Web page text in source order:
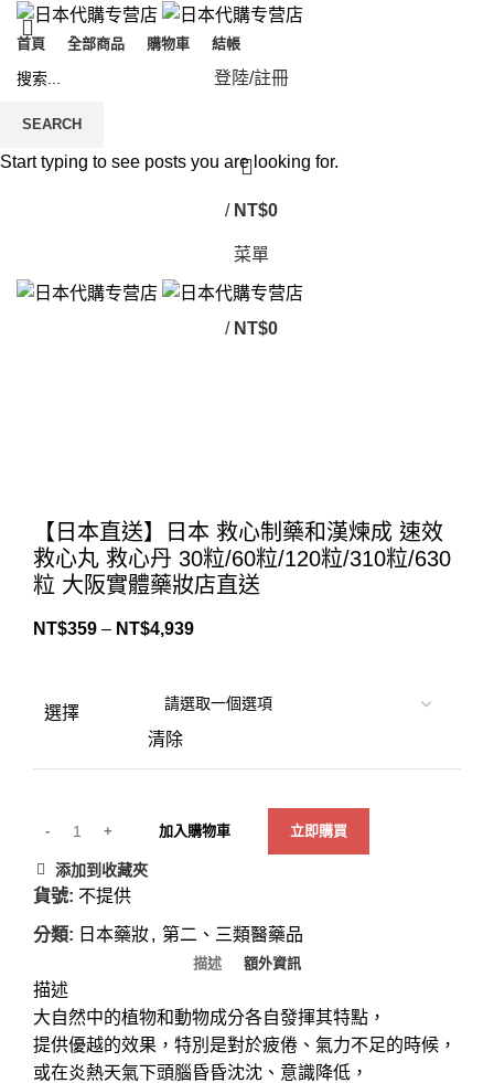
首頁 全部商品 購物車 結帳
登陸/註冊
/ NT$0
菜單
/ NT$0
【日本直送】日本 救心制藥和漢煉成 速效
救心丸 救心丹 30粒/60粒/120粒/310粒/630
粒 大阪實體藥妝店直送
NT$359 – NT$4,939
選擇
清除
加入購物車 立即購買
添加到收藏夾
貨號: 不提供
分類: 日本藥妝, 第二、三類醫藥品
描述 額外資訊
描述
大自然中的植物和動物成分各自發揮其特點，
提供優越的效果，特別是對於疲倦、氣力不足的時候，
或在炎熱天氣下頭腦昏昏沈沈、意識降低，
SEARCH
Start typing to see posts you are looking for.